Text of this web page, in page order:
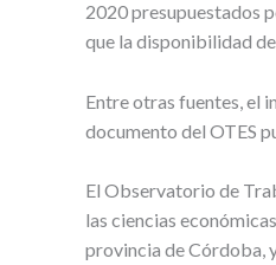
2020 presupuestados
que la disponibilidad
Entre otras fuentes, el
documento del OTES
El Observatorio de
las ciencias
provincia de Córdoba,